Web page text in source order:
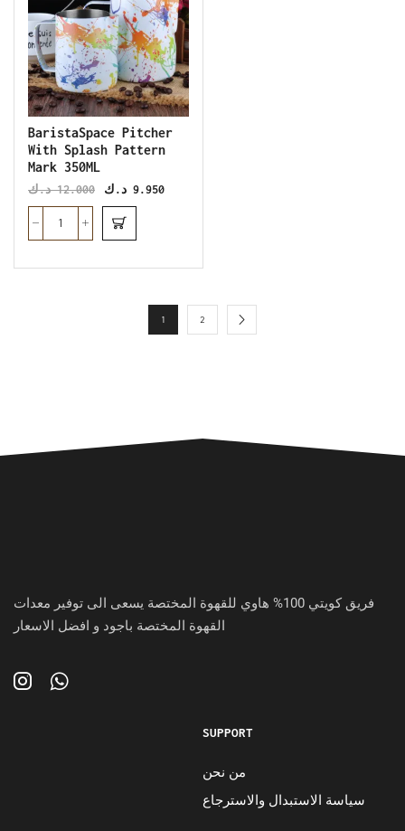
BaristaSpace Pitcher
With Splash Pattern
Mark 350ML
12.000 د.ك 9.950 د.ك
1 2
فريق كويتي 100% هاوي للقهوة المختصة يسعى الى توفير معدات
القهوة المختصة باجود و افضل الاسعار
SUPPORT
من نحن
سياسة الاستبدال والاسترجاع